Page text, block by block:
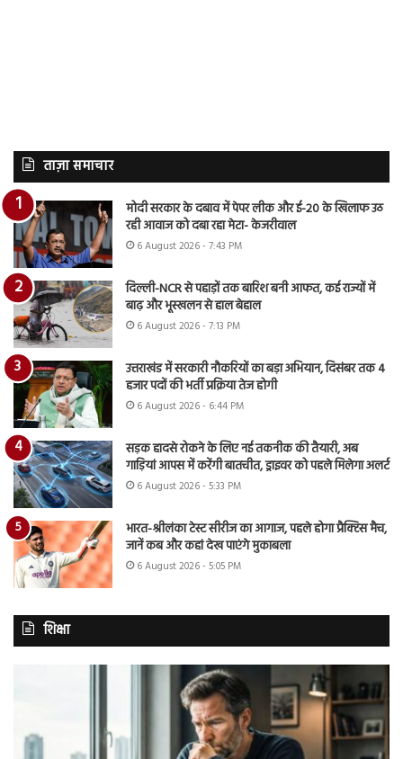
ताज़ा समाचार
मोदी सरकार के दबाव में पेपर लीक और ई-20 के खिलाफ उठ
रही आवाज को दबा रहा मेटा- केजरीवाल
6 August 2026 - 7:43 PM
दिल्ली-NCR से पहाड़ों तक बारिश बनी आफत, कई राज्यों में
बाढ़ और भूस्खलन से हाल बेहाल
6 August 2026 - 7:13 PM
उत्तराखंड में सरकारी नौकरियों का बड़ा अभियान, दिसंबर तक 4
हजार पदों की भर्ती प्रक्रिया तेज होगी
6 August 2026 - 6:44 PM
सड़क हादसे रोकने के लिए नई तकनीक की तैयारी, अब
गाड़ियां आपस में करेंगी बातचीत, ड्राइवर को पहले मिलेगा अलर्ट
6 August 2026 - 5:33 PM
भारत-श्रीलंका टेस्ट सीरीज का आगाज, पहले होगा प्रैक्टिस मैच,
जानें कब और कहां देख पाएंगे मुकाबला
6 August 2026 - 5:05 PM
शिक्षा